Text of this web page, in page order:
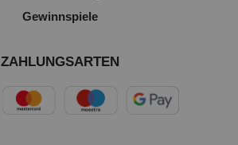
Gewinnspiele
ZAHLUNGSARTEN